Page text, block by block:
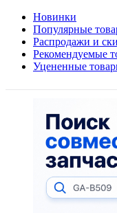
Новинки
Популярные
Распродажи и
Рекомендуемые
Уцененные